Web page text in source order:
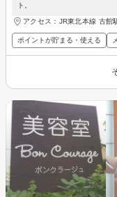
ト。
アクセス：JR東北本線 古館
ポイントが貯まる・使える